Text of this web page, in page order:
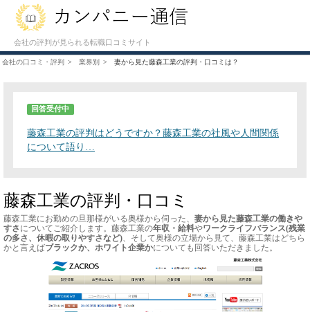
会社の評判が見られる転職口コミサイト
会社の口コミ・評判 業界別 妻から見た藤森工業の評判・口コミは？
回答受付中
藤森工業の評判はどうですか？藤森工業の社風や人間関係
について語り…
藤森工業の評判・口コミ
藤森工業にお勤めの旦那様がいる奥様から伺った、 妻から見た藤森工業の働きや
すさ についてご紹介します。藤森工業の年収・給料やワークライフバランス(残業
の多さ、休暇の取りやすさなど)、そして奥様の立場から見て、藤森工業はどちら
かと言えばブラックか、ホワイト企業かについても回答いただきました。